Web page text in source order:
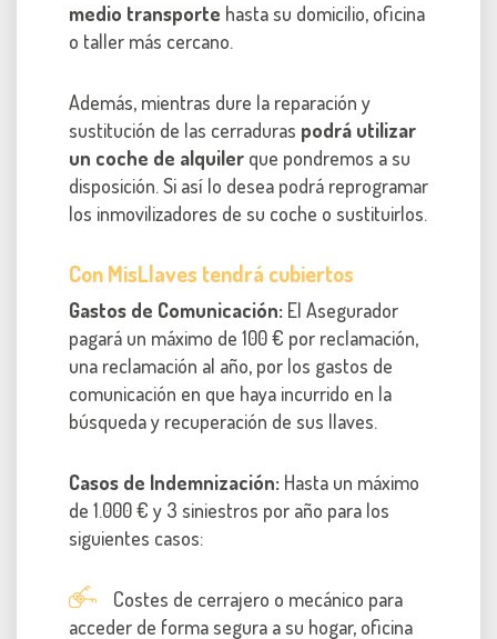
medio transporte hasta su domicilio, oficina
o taller más cercano.
Además, mientras dure la reparación y
sustitución de las cerraduras podrá utilizar
un coche de alquiler que pondremos a su
disposición. Si así lo desea podrá reprogramar
los inmovilizadores de su coche o sustituirlos.
Con MisLlaves tendrá cubiertos
Gastos de Comunicación: El Asegurador
pagará un máximo de 100 € por reclamación,
una reclamación al año, por los gastos de
comunicación en que haya incurrido en la
búsqueda y recuperación de sus llaves.
Casos de Indemnización: Hasta un máximo
de 1.000 € y 3 siniestros por año para los
siguientes casos:
Costes de cerrajero o mecánico para
acceder de forma segura a su hogar, oficina